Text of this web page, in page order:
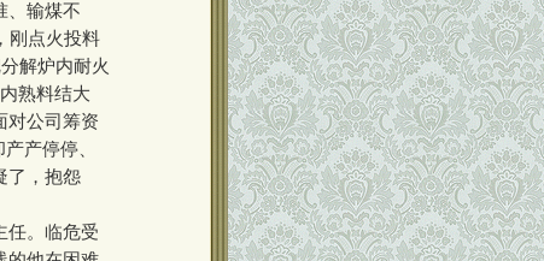
、输煤不
刚点火投料
解炉内耐火
熟料结大
对公司筹资
产停停、
了，抱怨
。临危受